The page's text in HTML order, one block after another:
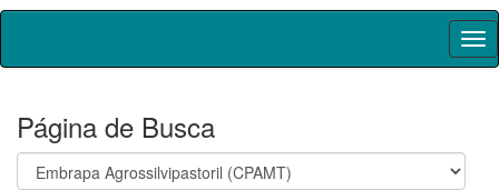
Skip
Página de Busca